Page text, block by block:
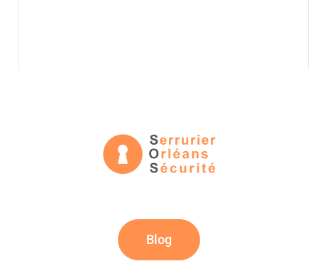
Blog